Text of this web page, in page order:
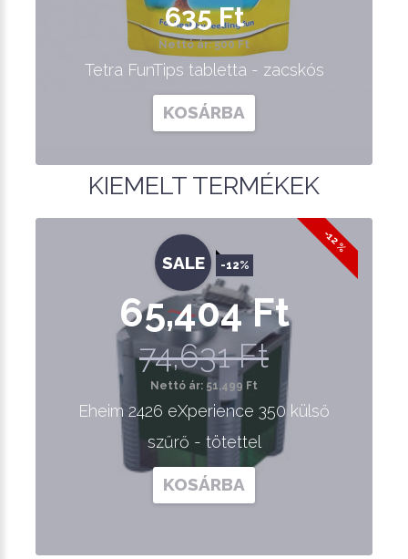
635 Ft
Nettó ár: 500 Ft
Tetra FunTips tabletta - zacskós
KOSÁRBA
KIEMELT TERMÉKEK
-12 %
SALE -12%
65,404 Ft
74,631 Ft
Nettó ár: 51,499 Ft
Eheim 2426 eXperience 350 külső
szűrő - tötettel
KOSÁRBA